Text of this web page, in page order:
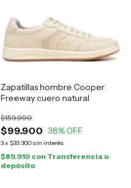
Zapatillas hombre Cooper
Freeway cuero natural
$99.900
$159.990
38% OFF
3x $33.300 sin interés
$89.910 con Transferencia o
depósito